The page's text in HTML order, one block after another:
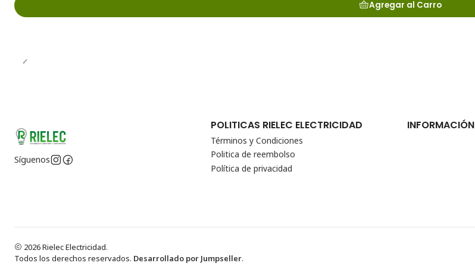
Agregar al Carro
Síguenos
POLITICAS RIELEC ELECTRICIDAD
Términos y Condiciones
Politica de reembolso
Política de privacidad
INFORMACIÓN
2026 Rielec Electricidad.
Todos los derechos reservados. Desarrollado por Jumpseller.